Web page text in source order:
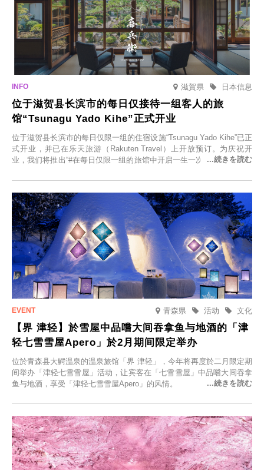
滋賀県 日本信息
位于滋贺县长滨市的每日仅接待一组客人的旅
馆“Tsunagu Yado Kihe”正式开业
位于滋贺县长滨市的每日仅限一组的住宿设施“Tsunagu Yado Kihe”已正
式开业，并已在乐天旅游（Rakuten Travel）上开放预订。为庆祝开
业，我们将推出“#在每日仅限一组的旅馆中开启一生一次的回忆之旅”活
在此与重要之人共度一段难忘的特别时光。
青森県 文化
活动
【界 津轻】於雪屋中品嚐大间吞拿鱼与地酒的「津
轻七雪雪屋Apero」於2月期间限定举办
位於青森县大鰐温泉的温泉旅馆「界 津轻」，今年将再度於二月限定期
间举办「津轻七雪雪屋」活动，让宾客在「七雪雪屋」中品嚐大间吞拿
鱼与地酒，享受「津轻七雪雪屋Apero」的风情。